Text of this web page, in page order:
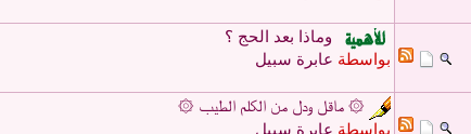
وماذا بعد الحج ؟
بواسطة عابرة سبيل
۞ ماقل ودل من الكلم الطيب ۞
بواسطة عابرة سبيل